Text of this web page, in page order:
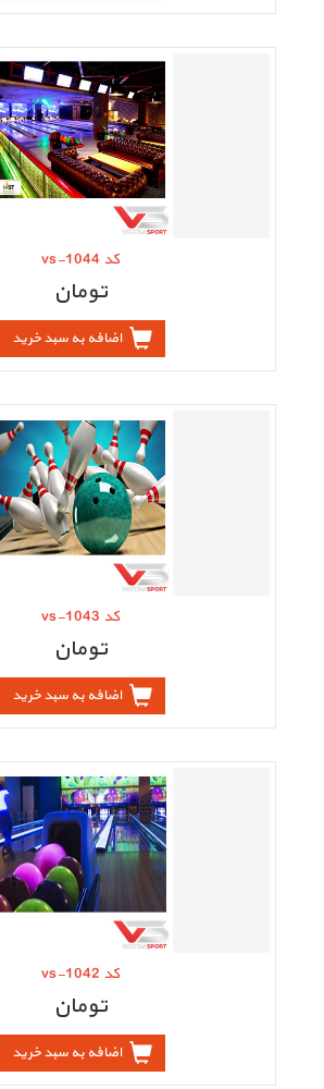
کد vs-1044
تومان
اضافه به سبد خرید
کد vs-1043
تومان
اضافه به سبد خرید
کد vs-1042
تومان
اضافه به سبد خرید